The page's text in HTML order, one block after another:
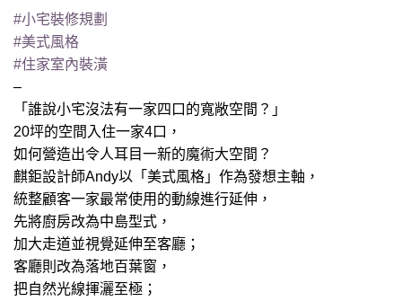
#小宅裝修規劃
#美式風格
#住家室內裝潢
–
「誰說小宅沒法有一家四口的寬敞空間？」
20坪的空間入住一家4口，
如何營造出令人耳目一新的魔術大空間？
麒鉅設計師Andy以「美式風格」作為發想主軸，
統整顧客一家最常使用的動線進行延伸，
先將廚房改為中島型式，
加大走道並視覺延伸至客廳；
客廳則改為落地百葉窗，
把自然光線揮灑至極；